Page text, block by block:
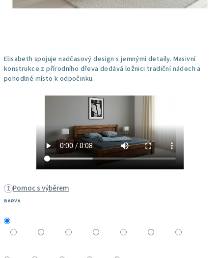
Elisabeth spojuje nadčasový design s jemnými detaily. Masivní
konstrukce z přírodního dřeva dodává ložnici tradiční nádech a
pohodlné místo k odpočinku.
? Pomoc s výběrem
BARVA